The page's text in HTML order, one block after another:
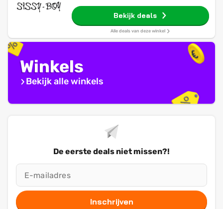
Bekijk deals
Alle deals van deze winkel
Winkels
Bekijk alle winkels
De eerste deals niet missen?!
Inschrijven